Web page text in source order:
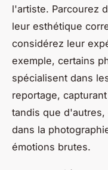
l'artiste. Parcourez
leur esthétique
considérez leur
exemple, certains
spécialisent dans
reportage,
tandis que
dans la
émotions brutes.